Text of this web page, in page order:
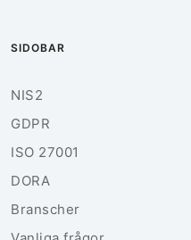
SIDOBAR
NIS2
GDPR
ISO 27001
DORA
Branscher